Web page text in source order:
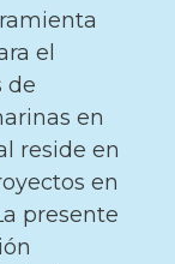
el
de
en
reside en
en
presente